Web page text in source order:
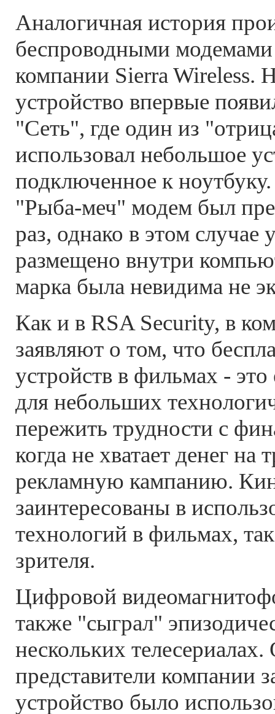
Аналогичная история
беспроводными модемами
компании Sierra Wireless.
устройство впервые
"Сеть", где один из
использовал небольшое
подключенное к
"Рыба-меч" модем был
раз, однако в этом случае
размещено внутри
марка была невидима не
Как и в RSA Security, в
заявляют о том, что
устройств в фильмах -
для небольших
пережить трудности с
когда не хватает денег
рекламную кампанию.
заинтересованы в
технологий в фильмах,
зрителя.
Цифровой
также "сыграл"
нескольких
представители компании
устройство было